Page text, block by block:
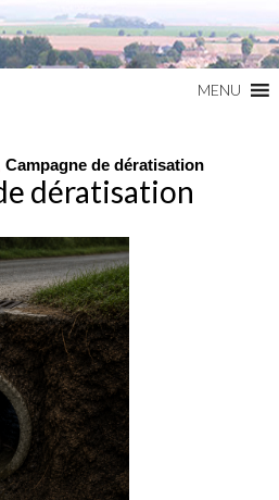
MENU
Campagne de dératisation
dératisation